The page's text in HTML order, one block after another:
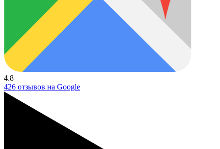
4.8
426 отзывов на Google